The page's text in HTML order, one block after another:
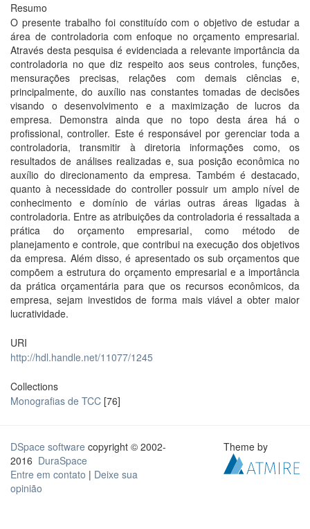
Resumo
O presente trabalho foi constituído com o objetivo de estudar a
área de controladoria com enfoque no orçamento empresarial.
Através desta pesquisa é evidenciada a relevante importância da
controladoria no que diz respeito aos seus controles, funções,
mensurações precisas, relações com demais ciências e,
principalmente, do auxílio nas constantes tomadas de decisões
visando o desenvolvimento e a maximização de lucros da
empresa. Demonstra ainda que no topo desta área há o
profissional, controller. Este é responsável por gerenciar toda a
controladoria, transmitir à diretoria informações como, os
resultados de análises realizadas e, sua posição econômica no
auxílio do direcionamento da empresa. Também é destacado,
quanto à necessidade do controller possuir um amplo nível de
conhecimento e domínio de várias outras áreas ligadas à
controladoria. Entre as atribuições da controladoria é ressaltada a
prática do orçamento empresarial, como método de
planejamento e controle, que contribui na execução dos objetivos
da empresa. Além disso, é apresentado os sub orçamentos que
compõem a estrutura do orçamento empresarial e a importância
da prática orçamentária para que os recursos econômicos, da
empresa, sejam investidos de forma mais viável a obter maior
lucratividade.
URI
http://hdl.handle.net/11077/1245
Collections
Monografias de TCC [76]
DSpace software copyright © 2002-
2016 DuraSpace
Entre em contato | Deixe sua
opinião
Theme by